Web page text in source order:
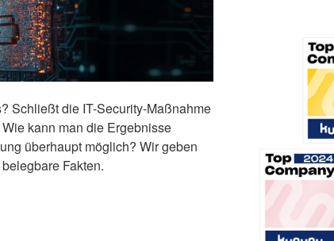
Schließt die IT-Security-Maßnahme
kann man die Ergebnisse
überhaupt möglich? Wir geben
Fakten.